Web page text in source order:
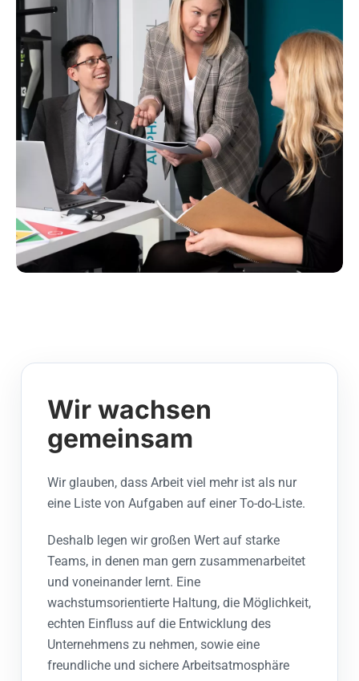
Wir wachsen
gemeinsam
Wir glauben, dass Arbeit viel mehr ist als nur
eine Liste von Aufgaben auf einer To-do-Liste.
Deshalb legen wir großen Wert auf starke
Teams, in denen man gern zusammenarbeitet
und voneinander lernt. Eine
wachstumsorientierte Haltung, die Möglichkeit,
echten Einfluss auf die Entwicklung des
Unternehmens zu nehmen, sowie eine
freundliche und sichere Arbeitsatmosphäre